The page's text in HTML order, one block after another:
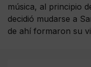
música, al principio
decidió mudarse a
de ahí formaron su